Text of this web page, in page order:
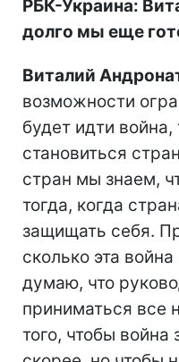
РБК-Украина:
долго мы еще
Виталий
возможности
будет идти
становиться
стран мы знаем,
тогда, когда
защищать себя.
сколько эта
думаю, что
приниматься все
того, чтобы